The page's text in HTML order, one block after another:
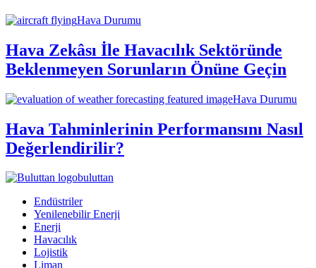
Hava Durumu
Hava Zekâsı İle Havacılık Sektöründe
Beklenmeyen Sorunların Önüne Geçin
Hava Durumu
Hava Tahminlerinin Performansını Nasıl
Değerlendirilir?
buluttan
Endüstriler
Yenilenebilir Enerji
Enerji
Havacılık
Lojistik
Liman